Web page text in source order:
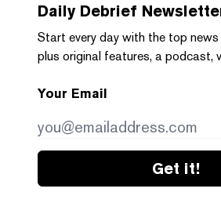
Daily Debrief
Start every day with the top
plus original features, a podcast,
Your Email
Get it!